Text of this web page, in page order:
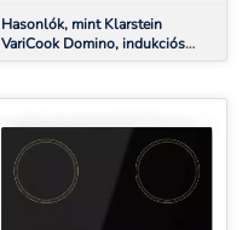
Hasonlók, mint Klarstein
VariCook Domino, indukciós
főzőlap, 2 főzőlap, 3000 W